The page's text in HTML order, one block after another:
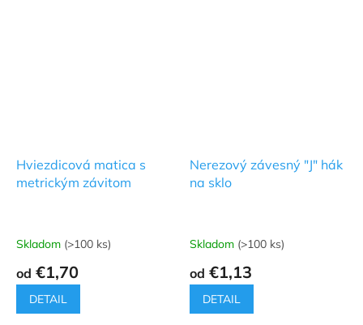
Hviezdicová matica s
metrickým závitom
Priemerné
produktu
5,0
Skladom (>100 ks)
od €1,70
DETAIL
Nerezový závesný "J" hák
na sklo
Priemerné
produktu
5,0
Skladom (>100 ks)
od €1,13
DETAIL